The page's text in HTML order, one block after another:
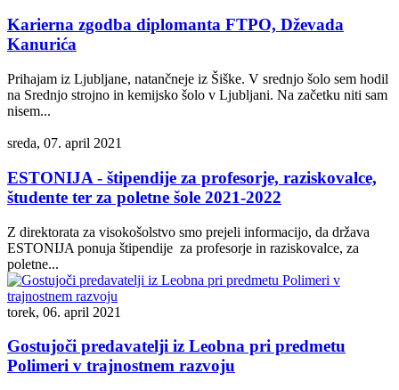
Karierna zgodba diplomanta FTPO, Dževada
Kanurića
Prihajam iz Ljubljane, natančneje iz Šiške. V srednjo šolo sem hodil
na Srednjo strojno in kemijsko šolo v Ljubljani. Na začetku niti sam
nisem...
sreda, 07. april 2021
ESTONIJA - štipendije za profesorje, raziskovalce,
študente ter za poletne šole 2021-2022
Z direktorata za visokošolstvo smo prejeli informacijo, da država
ESTONIJA ponuja štipendije za profesorje in raziskovalce, za
poletne...
torek, 06. april 2021
Gostujoči predavatelji iz Leobna pri predmetu
Polimeri v trajnostnem razvoju